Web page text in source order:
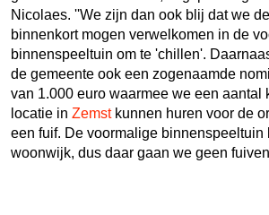
Nicolaes. ''We zijn dan ook blij dat we
binnenkort mogen verwelkomen in de
binnenspeeltuin om te 'chillen'.
de gemeente ook een zogenaamde
van 1.000 euro waarmee we een aantal
locatie in Zemst kunnen huren voor de
een fuif. De voormalige binnenspeeltuin
woonwijk, dus daar gaan we geen